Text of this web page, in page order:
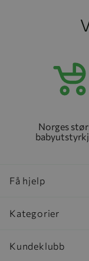
Norges
Få hjelp
Kategorier
Kundeklubb